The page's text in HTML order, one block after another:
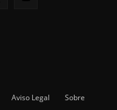
Aviso Legal
Sobre